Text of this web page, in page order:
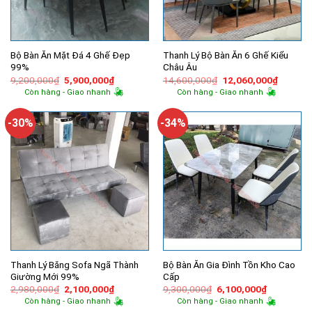
Bộ Bàn Ăn Mặt Đá 4 Ghế Đẹp
99%
9,200,000₫ Giá
gốc
là:
5,900,000₫Giá
hiện
tại
5,900,000₫.
Còn hàng - Giao nhanh
Thanh Lý Bộ Bàn Ăn 6 Ghế Kiểu
Châu Âu
14,600,000₫ Giá
gốc
là:
12,060,000₫Giá
hiện
Còn hàng - Giao nhanh
-30%
Thanh Lý Băng Sofa Ngã Thành
Giường Mới 99%
2,980,000₫ Giá
gốc
là:
2,100,000₫Giá
hiện
tại
Còn hàng - Giao nhanh
-34%
Bộ Bàn Ăn Gia Đình Tồn Kho Cao
Cấp
9,300,000₫ Giá
gốc
là:
6,100,000₫Giá
hiện
tại
Còn hàng - Giao nhanh